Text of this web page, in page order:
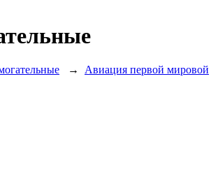
→ Авиация первой мировой